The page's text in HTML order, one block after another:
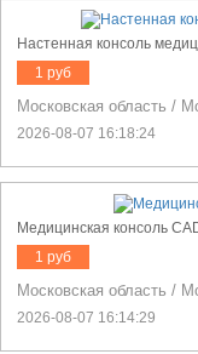
Настенная консоль
1 руб
Московская область /
2026-08-07 16:18:24
Медицинская консоль
1 руб
Московская область /
2026-08-07 16:14:29